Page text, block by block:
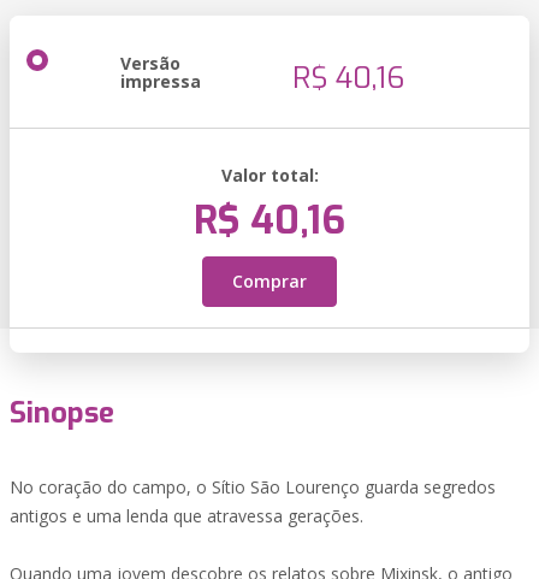
Versão
impressa R$ 40,16
Valor total:
R$ 40,16
Comprar
Sinopse
No coração do campo, o Sítio São Lourenço guarda segredos
antigos e uma lenda que atravessa gerações.
Quando uma jovem descobre os relatos sobre Mixinsk, o antigo